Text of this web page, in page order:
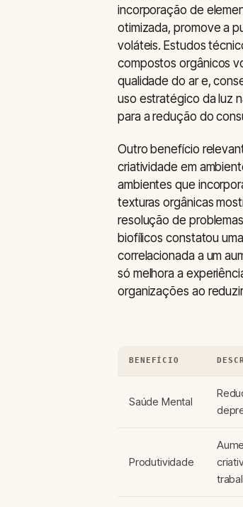
incorporação de
otimizada, promove a
voláteis. Estudos
compostos orgânicos
qualidade do ar e,
uso estratégico da luz
para a redução do
Outro benefício
criatividade em
ambientes que
texturas orgânicas
resolução de
biofílicos constatou
correlacionada a um
só melhora a
organizações ao
BENEFÍCIO
Saúde Mental
Produtividade